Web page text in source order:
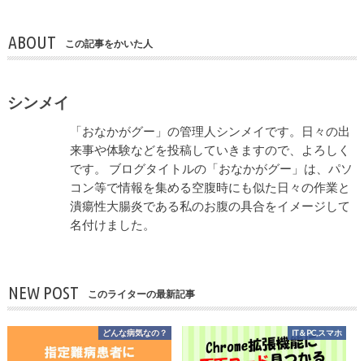
ABOUT この記事をかいた人
シンメイ
「おなかがグー」の管理人シンメイです。日々の出
来事や体験などを投稿していきますので、よろしく
です。 ブログタイトルの「おなかがグー」は、パソ
コン等で情報を集める空腹時にも似た日々の作業と
潰瘍性大腸炎である私のお腹の具合をイメージして
名付けました。
NEW POST このライターの最新記事
どんな病気なの？ IT＆PC,スマホ